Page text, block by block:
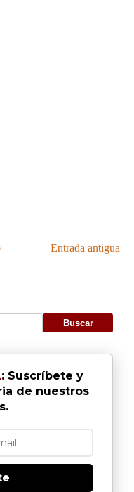
Entrada antigua
: Suscríbete y
de nuestros